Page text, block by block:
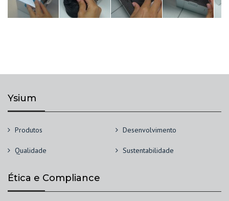
Ysium
Produtos Desenvolvimento
Qualidade Sustentabilidade
Ética e Compliance